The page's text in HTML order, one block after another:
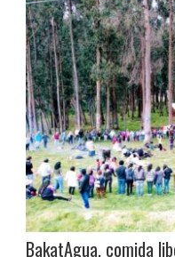
BakatAgua, comida